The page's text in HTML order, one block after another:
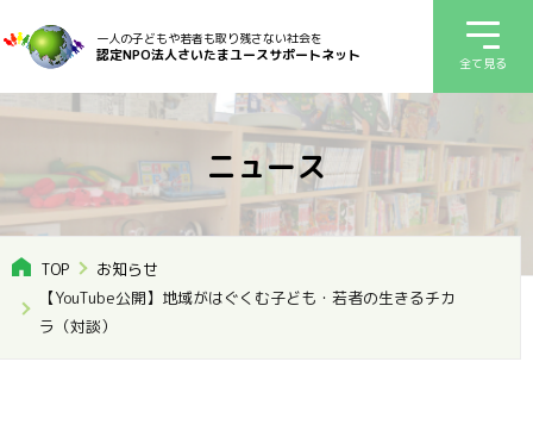
一人の子どもや若者も取り残さない社会を
認定NPO法人さいたまユースサポートネット 全て見る
ニュース
TOP
お知らせ
【YouTube公開】地域がはぐくむ子ども・若者の生きるチカ
ラ（対談）